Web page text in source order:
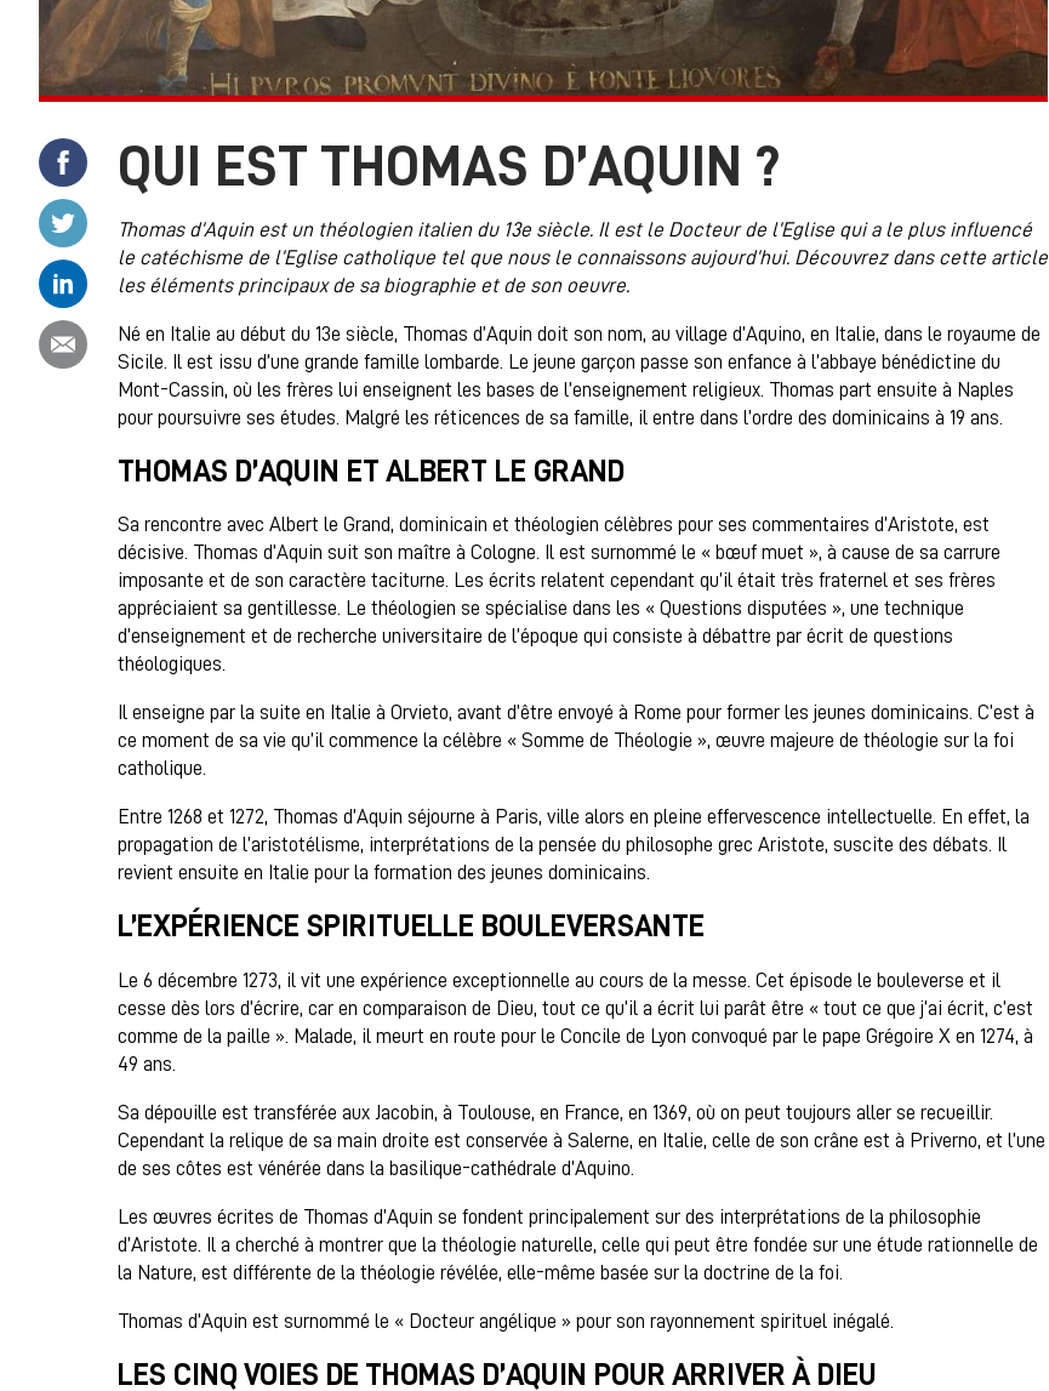
Partager ce contenu sur Facebook
Partager ce contenu sur Linkedin
Partager ce contenu par email
QUI EST THOMAS D’AQUIN ?
Thomas d’Aquin est un théologien italien du 13e siècle. Il est le Docteur de l’Eglise qui a le plus influencé
le catéchisme de l’Eglise catholique tel que nous le connaissons aujourd’hui. Découvrez dans cette article
les éléments principaux de sa biographie et de son oeuvre.
Né en Italie au début du 13e siècle, Thomas d’Aquin doit son nom, au village d’Aquino, en Italie, dans le royaume de
Sicile. Il est issu d’une grande famille lombarde. Le jeune garçon passe son enfance à l’abbaye bénédictine du
Mont-Cassin, où les frères lui enseignent les bases de l’enseignement religieux. Thomas part ensuite à Naples
pour poursuivre ses études. Malgré les réticences de sa famille, il entre dans l’ordre des dominicains à 19 ans.
THOMAS D’AQUIN ET ALBERT LE GRAND
Sa rencontre avec Albert le Grand, dominicain et théologien célèbres pour ses commentaires d’Aristote, est
décisive. Thomas d’Aquin suit son maître à Cologne. Il est surnommé le « bœuf muet », à cause de sa carrure
imposante et de son caractère taciturne. Les écrits relatent cependant qu’il était très fraternel et ses frères
appréciaient sa gentillesse. Le théologien se spécialise dans les « Questions disputées », une technique
d’enseignement et de recherche universitaire de l’époque qui consiste à débattre par écrit de questions
théologiques.
Il enseigne par la suite en Italie à Orvieto, avant d’être envoyé à Rome pour former les jeunes dominicains. C’est à
ce moment de sa vie qu’il commence la célèbre « Somme de Théologie », œuvre majeure de théologie sur la foi
catholique.
Entre 1268 et 1272, Thomas d’Aquin séjourne à Paris, ville alors en pleine effervescence intellectuelle. En effet, la
propagation de l’aristotélisme, interprétations de la pensée du philosophe grec Aristote, suscite des débats. Il
revient ensuite en Italie pour la formation des jeunes dominicains.
L’EXPÉRIENCE SPIRITUELLE BOULEVERSANTE
Le 6 décembre 1273, il vit une expérience exceptionnelle au cours de la messe. Cet épisode le bouleverse et il
cesse dès lors d’écrire, car en comparaison de Dieu, tout ce qu’il a écrit lui parât être « tout ce que j’ai écrit, c’est
comme de la paille ». Malade, il meurt en route pour le Concile de Lyon convoqué par le pape Grégoire X en 1274, à
49 ans.
Sa dépouille est transférée aux Jacobin, à Toulouse, en France, en 1369, où on peut toujours aller se recueillir.
Cependant la relique de sa main droite est conservée à Salerne, en Italie, celle de son crâne est à Priverno, et l’une
de ses côtes est vénérée dans la basilique-cathédrale d’Aquino.
Les œuvres écrites de Thomas d’Aquin se fondent principalement sur des interprétations de la philosophie
d’Aristote. Il a cherché à montrer que la théologie naturelle, celle qui peut être fondée sur une étude rationnelle de
la Nature, est différente de la théologie révélée, elle-même basée sur la doctrine de la foi.
Thomas d’Aquin est surnommé le « Docteur angélique » pour son rayonnement spirituel inégalé.
LES CINQ VOIES DE THOMAS D’AQUIN POUR ARRIVER À DIEU